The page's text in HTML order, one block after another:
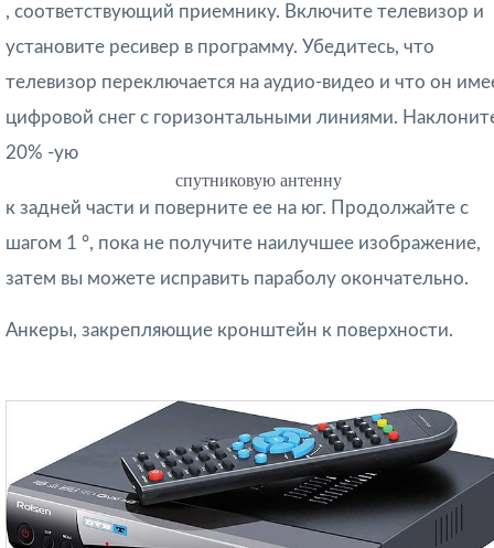
, соответствующий приемнику. Включите телевизор и
установите ресивер в программу. Убедитесь, что
телевизор переключается на аудио-видео и что он
цифровой снег с горизонтальными линиями.
20% -ую
спутниковую антенну
к задней части и поверните ее на юг. Продолжайте с
шагом 1 °, пока не получите наилучшее изображение,
затем вы можете исправить параболу окончательно.
Анкеры, закрепляющие кронштейн к поверхности.